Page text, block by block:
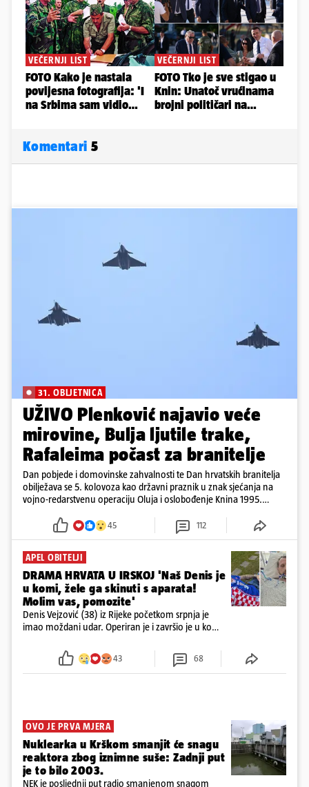
Komentari 5
31. OBLJETNICA
UŽIVO Plenković najavio veće
mirovine, Bulja ljutile trake,
Rafaleima počast za branitelje
Dan pobjede i domovinske zahvalnosti te Dan hrvatskih branitelja
obilježava se 5. kolovoza kao državni praznik u znak sjećanja na
vojno-redarstvenu operaciju Oluja i oslobođenje Knina 1995.
45 112
APEL OBITELJI
DRAMA HRVATA U IRSKOJ 'Naš Denis je
u komi, žele ga skinuti s aparata!
Molim vas, pomozite'
Denis Vejzović (38) iz Rijeke početkom srpnja je
imao moždani udar. Operiran je i završio je u komi.
tamošnji liječnici ne vjeruju u oporavak: 'Imamo
43 68
OVO JE PRVA MJERA
Nuklearka u Krškom smanjit će snagu
reaktora zbog iznimne suše: Zadnji put
je to bilo 2003.
NEK je posljednji put radio smanjenom snagom